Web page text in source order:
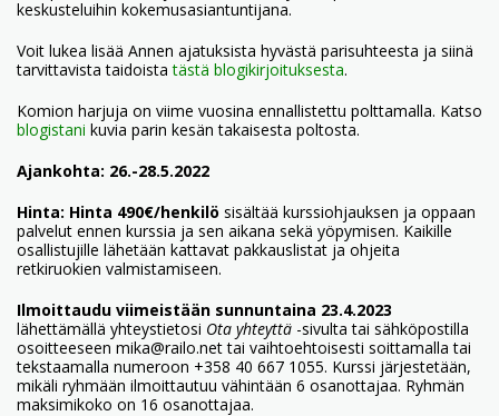
keskusteluihin kokemusasiantuntijana.
Voit lukea lisää Annen ajatuksista hyvästä parisuhteesta ja siinä
tarvittavista taidoistatästä blogikirjoituksesta.
Komion harjuja on viime vuosina ennallistettu polttamalla. Katso
blogistani kuvia parin kesän takaisesta poltosta.
Ajankohta: 26.-28.5.2022
Hinta: Hinta 490€/henkilö sisältää kurssiohjauksen ja oppaan
palvelut ennen kurssia ja sen aikana sekä yöpymisen. Kaikille
osallistujille lähetään kattavat pakkauslistat ja ohjeita
retkiruokien valmistamiseen.
Ilmoittaudu viimeistään sunnuntaina 23.4.2023
lähettämällä yhteystietosi Ota yhteyttä -sivulta tai sähköpostilla
osoitteeseen mika@railo.net tai vaihtoehtoisesti soittamalla tai
tekstaamalla numeroon +358 40 667 1055. Kurssi järjestetään,
mikäli ryhmään ilmoittautuu vähintään 6 osanottajaa. Ryhmän
maksimikoko on 16 osanottajaa.